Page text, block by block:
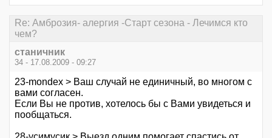
Re: Амброзия- алергия -Старт сезона - Лечимся кто
чем?
станичник
34 - 17.08.2009 - 09:27
23-mondex > Ваш случай не единичный, во многом с
вами согласен.
Если Вы не против, хотелось бы с Вами увидеться и
пообщаться.